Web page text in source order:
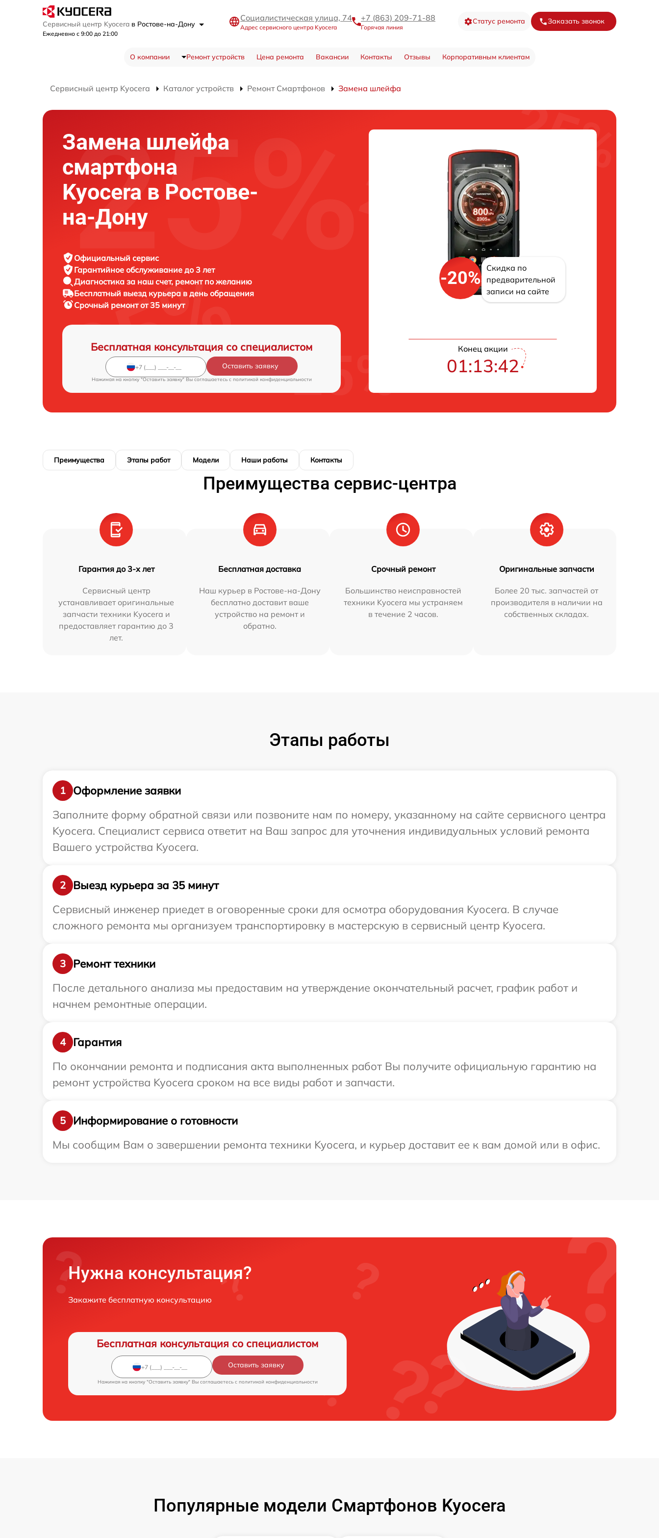
Сервисный центр Kyocera в Ростове-на-Дону
Ежедневно с 9:00 до 21:00
Социалистическая улица, 74
Адрес сервисного центра Kyocera
+7 (863) 209-71-88
Горячая линия
Статус ремонта Заказать звонок
О компании Ремонт устройств Цена ремонта Вакансии Контакты Отзывы Корпоративным клиентам
Сервисный центр Kyocera Каталог устройств Ремонт Смартфонов Замена шлейфа
Замена шлейфа
смартфона
Kyocera в Ростове-
на-Дону
Официальный сервис
Гарантийное обслуживание до 3 лет
Диагностика за наш счет, ремонт по желанию
Бесплатный выезд курьера в день обращения
Срочный ремонтот 35 минут
Бесплатная консультация со специалистом
Оставить заявку
Нажимая на кнопку "Оставить заявку" Вы соглашаетесь c политикой конфиденциальности
-20%
Скидка по
предварительной
записи на сайте
Конец акции
01:13:42
Преимущества Этапы работ Модели Наши работы Контакты
Преимущества сервис-центра
Гарантия до 3-х лет
Сервисный центр
устанавливает оригинальные
запчасти техники Kyocera и
предоставляет гарантию до 3
лет.
Бесплатная доставка
Наш курьер в Ростове-на-Дону
бесплатно доставит ваше
устройство на ремонт и
обратно.
Срочный ремонт
Большинство неисправностей
техники Kyocera мы устраняем
в течение 2 часов.
Оригинальные запчасти
Более 20 тыс. запчастей от
производителя в наличии на
собственных складах.
Этапы работы
1
Оформление заявки
Заполните форму обратной связи или позвоните нам по номеру, указанному на сайте сервисного центра
Kyocera. Специалист сервиса ответит на Ваш запрос для уточнения индивидуальных условий ремонта
Вашего устройства Kyocera.
2
Выезд курьера за 35 минут
Сервисный инженер приедет в оговоренные сроки для осмотра оборудования Kyocera. В случае
сложного ремонта мы организуем транспортировку в мастерскую в сервисный центр Kyocera.
3
Ремонт техники
После детального анализа мы предоставим на утверждение окончательный расчет, график работ и
начнем ремонтные операции.
4
Гарантия
По окончании ремонта и подписания акта выполненных работ Вы получите официальную гарантию на
ремонт устройства Kyocera сроком на все виды работ и запчасти.
5
Информирование о готовности
Мы сообщим Вам о завершении ремонта техники Kyocera, и курьер доставит ее к вам домой или в офис.
Нужна консультация?
Закажите бесплатную консультацию
Бесплатная консультация со специалистом
Оставить заявку
Нажимая на кнопку "Оставить заявку" Вы соглашаетесь c политикой конфиденциальности
Популярные модели Смартфонов Kyocera